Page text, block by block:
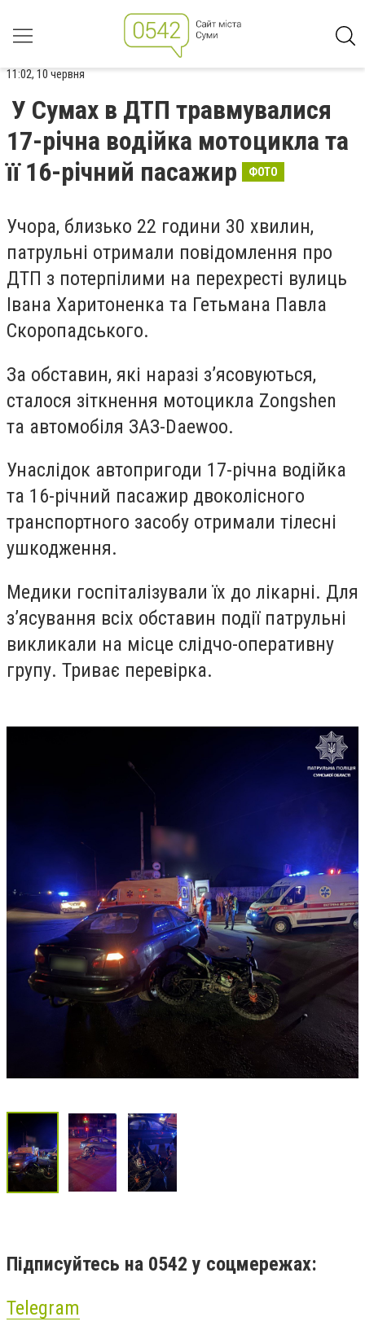
11:02, 10 червня
У Сумах в ДТП травмувалися
17-річна водійка мотоцикла та
її 16-річний пасажир
ФОТО
Учора, близько 22 години 30 хвилин,
патрульні отримали повідомлення про
ДТП з потерпілими на перехресті вулиць
Івана Харитоненка та Гетьмана Павла
Скоропадського.
За обставин, які наразі з’ясовуються,
сталося зіткнення мотоцикла Zongshen
та автомобіля ЗАЗ-Daewoo.
Унаслідок автопригоди 17-річна водійка
та 16-річний пасажир двоколісного
транспортного засобу отримали тілесні
ушкодження.
Медики госпіталізували їх до лікарні. Для
з’ясування всіх обставин події патрульні
викликали на місце слідчо-оперативну
групу. Триває перевірка.
Підписуйтесь на 0542 у соцмережах:
Telegram